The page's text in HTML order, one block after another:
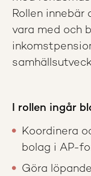
Rollen
vara med och
I rollen ingår
Koordinera
bolag i AP-
Göra